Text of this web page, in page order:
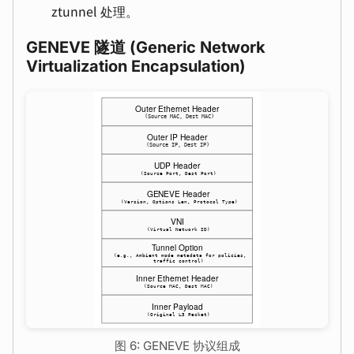
ztunnel 处理。
GENEVE 隧道 (Generic Network
Virtualization Encapsulation)
图 6: GENEVE 协议组成